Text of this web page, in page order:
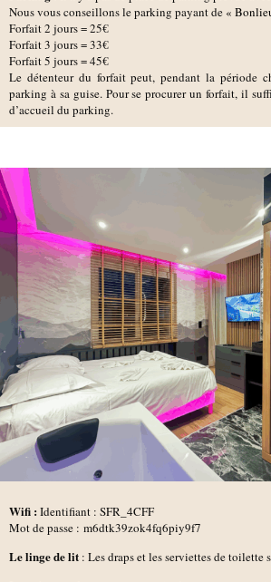
Nous vous conseillons le parking payant de «
Forfait 2 jours = 25€
Forfait 3 jours = 33€
Forfait 5 jours = 45€
Le détenteur du forfait peut, pendant la période
parking à sa guise. Pour se procurer un forfait, il
d’accueil du parking.
Wifi : Identifiant : SFR_4CFF
Mot de passe : m6dtk39zok4fq6piy9f7
Le linge de lit : Les draps et les serviettes de toilette